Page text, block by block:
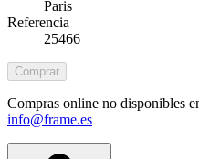
Paris
Referencia
25466
Comprar
Compras online no disponibles
info@frame.es